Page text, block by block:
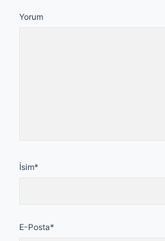
Yorum
İsim*
E-Posta*